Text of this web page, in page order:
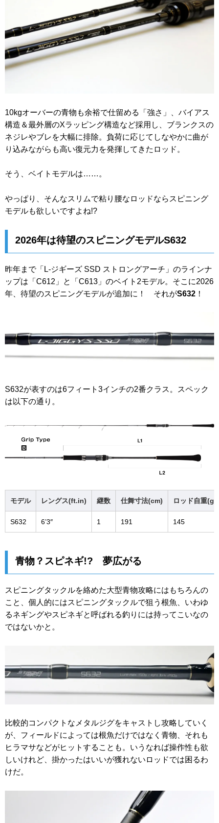
10kgオーバーの青物も余裕で仕留める「強さ」、バイアス
構造＆最外層のXラッピング構造など採用し、ブランクスの
ネジレやブレを大幅に排除。負荷に応じてしなやかに曲が
り込みながらも高い復元力を発揮してきたロッド。
そう、ベイトモデルは……。
やっぱり、そんなスリムで粘り腰なロッドならスピニング
モデルも欲しいですよね!?
2026年は待望のスピニングモデルS632
昨年まで「L‐ジギーズ SSD ストロングアーチ」のラインナ
ップは「C612」と「C613」のベイト2モデル。そこに2026
年、待望のスピニングモデルが追加に！ それがS632 ！
S632が表すのは6フィート3インチの2番クラス。スペック
は以下の通り。
モデル レングス(ft.in) 継数 仕舞寸法(cm) ロッド自重(g)
S632 6’3″ 1 191 145
青物？スピネギ!? 夢広がる
スピニングタックルを絡めた大型青物攻略にはもちろんの
こと、個人的にはスピニングタックルで狙う根魚、いわゆ
るネギングやスピネギと呼ばれる釣りには持ってこいなの
ではないかと。
比較的コンパクトなメタルジグをキャストし攻略していく
が、フィールドによっては根魚だけではなく青物、それも
ヒラマサなどがヒットすることも。いうなれば操作性も欲
しいけれど、掛かったはいいが獲れないロッドでは困るわ
けだ。